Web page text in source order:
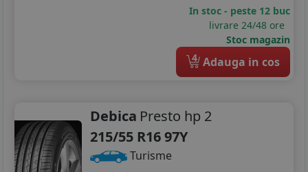
In stoc - peste 12 buc
livrare 24/48 ore
Stoc magazin
4 Adauga in cos
Debica Presto hp 2
215/55 R16 97Y
Turisme